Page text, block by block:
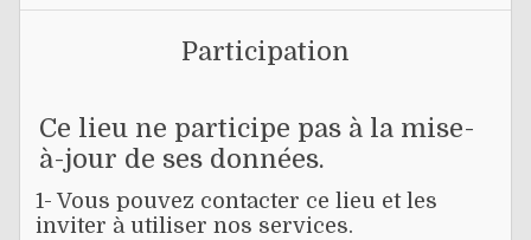
Participation
Ce lieu ne participe pas à la mise-
à-jour de ses données.
1- Vous pouvez contacter ce lieu et les
inviter à utiliser nos services.